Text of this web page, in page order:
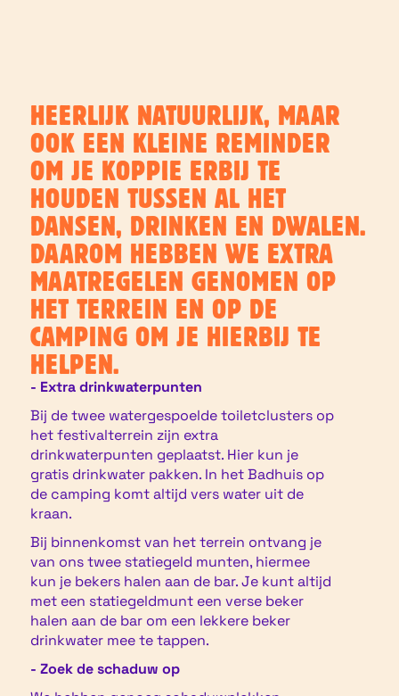
HEERLIJK NATUURLIJK, MAAR
OOK EEN KLEINE REMINDER
OM JE KOPPIE ERBIJ TE
HOUDEN TUSSEN AL HET
DANSEN, DRINKEN EN DWALEN.
DAAROM HEBBEN WE EXTRA
MAATREGELEN GENOMEN OP
HET TERREIN EN OP DE
CAMPING OM JE HIERBIJ TE
HELPEN.
- Extra drinkwaterpunten
Bij de twee watergespoelde toiletclusters op
het festivalterrein zijn extra
drinkwaterpunten geplaatst. Hier kun je
gratis drinkwater pakken. In het Badhuis op
de camping komt altijd vers water uit de
kraan.
Bij binnenkomst van het terrein ontvang je
van ons twee statiegeld munten, hiermee
kun je bekers halen aan de bar. Je kunt altijd
met een statiegeldmunt een verse beker
halen aan de bar om een lekkere beker
drinkwater mee te tappen.
- Zoek de schaduw op